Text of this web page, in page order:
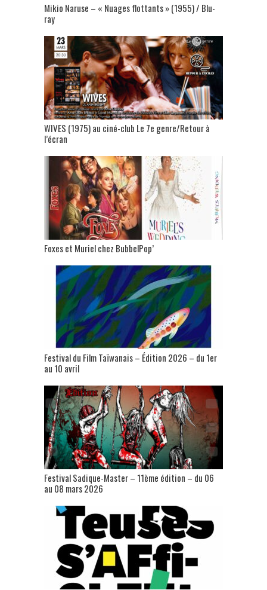
Mikio Naruse – « Nuages flottants » (1955) / Blu-
ray
WIVES (1975) au ciné-club Le 7e genre/Retour à
l’écran
Foxes et Muriel chez BubbelPop’
Festival du Film Taïwanais – Édition 2026 – du 1er
au 10 avril
Festival Sadique-Master – 11ème édition – du 06
au 08 mars 2026